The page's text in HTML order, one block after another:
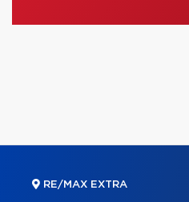
RE/MAX EXTRA